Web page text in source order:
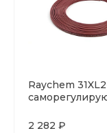
Raychem
2 282 ₽